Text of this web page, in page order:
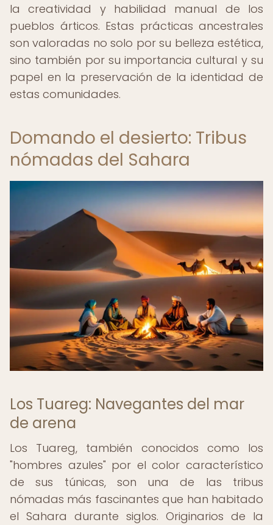
la creatividad y habilidad manual de los
pueblos árticos. Estas prácticas ancestrales
son valoradas no solo por su belleza estética,
sino también por su importancia cultural y su
papel en la preservación de la identidad de
estas comunidades.
Domando el desierto: Tribus
nómadas del Sahara
Los Tuareg: Navegantes del mar
de arena
Los Tuareg, también conocidos como los
"hombres azules" por el color característico
de sus túnicas, son una de las tribus
nómadas más fascinantes que han habitado
el Sahara durante siglos. Originarios de la